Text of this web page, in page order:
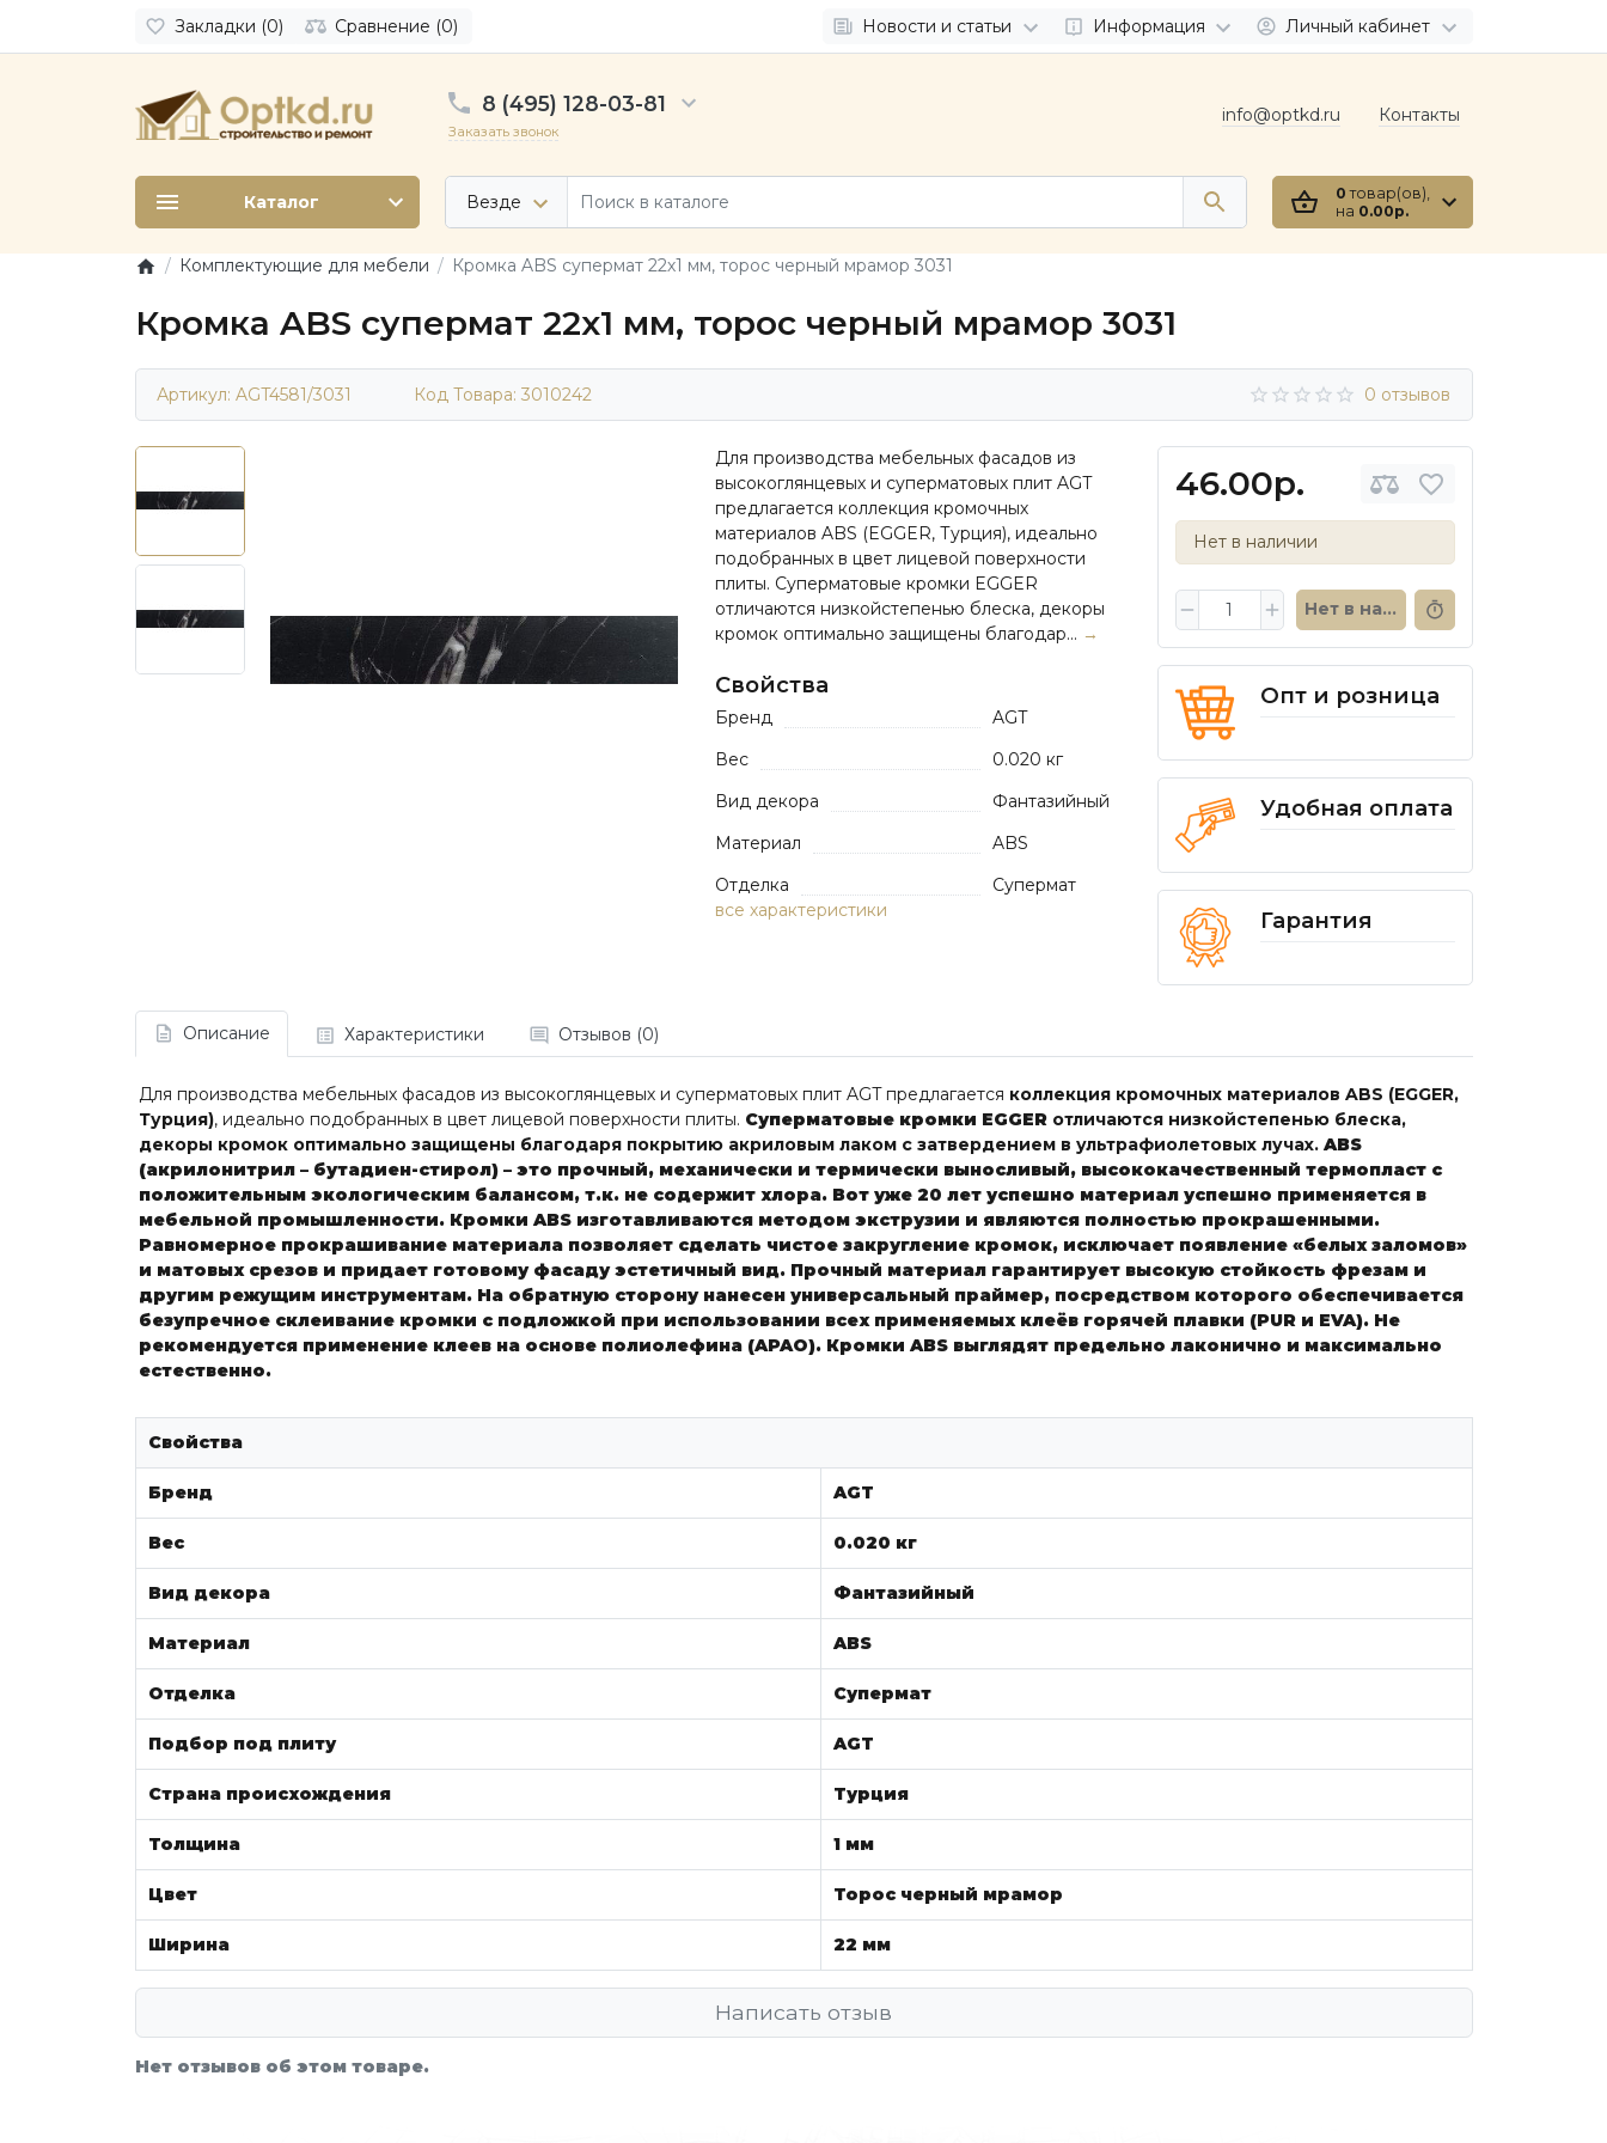
Закладки (0) Сравнение (0) Новости и статьи Информация Личный кабинет
8 (495) 128-03-81
Заказать звонок
Везде
info@optkd.ru Контакты
0 товар(ов),
на 0.00р.
Каталог
Комплектующие для мебели Кромка ABS супермат 22х1 мм, торос черный мрамор 3031
Кромка ABS супермат 22х1 мм, торос черный мрамор 3031
Артикул: AGT4581/3031 Код Товара: 3010242 0 отзывов
46.00р.
Нет в наличии
Нет в наличии
Опт и розница
Удобная оплата
Гарантия
Для производства мебельных фасадов из
высокоглянцевых и суперматовых плит AGT
предлагается коллекция кромочных
материалов ABS (EGGER, Турция), идеально
подобранных в цвет лицевой поверхности
плиты. Суперматовые кромки EGGER
отличаются низкойстепенью блеска, декоры
кромок оптимально защищены благодар... →
Свойства
Бренд
AGT
Вес
0.020 кг
Вид декора
Фантазийный
Материал
ABS
Отделка
Супермат
все характеристики
Описание Характеристики Отзывов (0)
Для производства мебельных фасадов из высокоглянцевых и суперматовых плит AGT предлагается коллекция кромочных материалов ABS (EGGER,
Турция), идеально подобранных в цвет лицевой поверхности плиты. Суперматовые кромки EGGER отличаются низкойстепенью блеска,
декоры кромок оптимально защищены благодаря покрытию акриловым лаком с затвердением в ультрафиолетовых лучах. ABS
(акрилонитрил – бутадиен-стирол) – это прочный, механически и термически выносливый, высококачественный термопласт с
положительным экологическим балансом, т.к. не содержит хлора. Вот уже 20 лет успешно материал успешно применяется в
мебельной промышленности. Кромки ABS изготавливаются методом экструзии и являются полностью прокрашенными.
Равномерное прокрашивание материала позволяет сделать чистое закругление кромок, исключает появление «белых заломов»
и матовых срезов и придает готовому фасаду эстетичный вид. Прочный материал гарантирует высокую стойкость фрезам и
другим режущим инструментам. На обратную сторону нанесен универсальный праймер, посредством которого обеспечивается
безупречное склеивание кромки с подложкой при использовании всех применяемых клеёв горячей плавки (PUR и EVA). Не
рекомендуется применение клеев на основе полиолефина (APAO). Кромки ABS выглядят предельно лаконично и максимально
естественно.
Свойства
Бренд AGT
Вес 0.020 кг
Вид декора Фантазийный
Материал ABS
Отделка Супермат
Подбор под плиту AGT
Страна происхождения Турция
Толщина 1 мм
Цвет Торос черный мрамор
Ширина 22 мм
Написать отзыв
Нет отзывов об этом товаре.